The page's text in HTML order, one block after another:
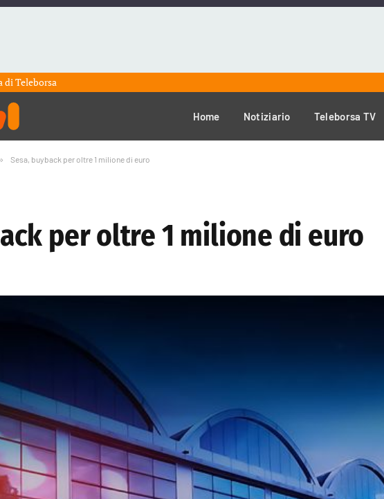
diTeleborsa
Home Notiziario Teleborsa TV
Sesa, buyback per oltre 1 milione di euro
per oltre 1 milione di euro